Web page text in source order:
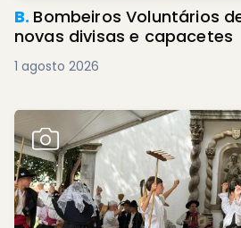
B. Bombeiros Voluntários
novas divisas e capacetes
1 agosto 2026